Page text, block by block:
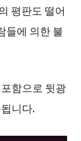
평판도 떨어
들에 의한 불
함으로 뒷광
니다.